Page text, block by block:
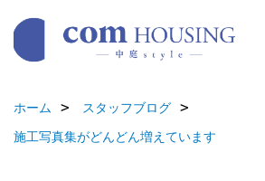
ホーム
スタッフブログ
施工写真集がどんどん増えています